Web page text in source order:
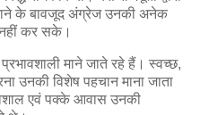
के बावजूद अंग्रेज उनकी अनेक
नहीं कर सके।
माने जाते रहे हैं। स्वच्छ,
उनकी विशेष पहचान माना जाता
एवं पक्के आवास उनकी